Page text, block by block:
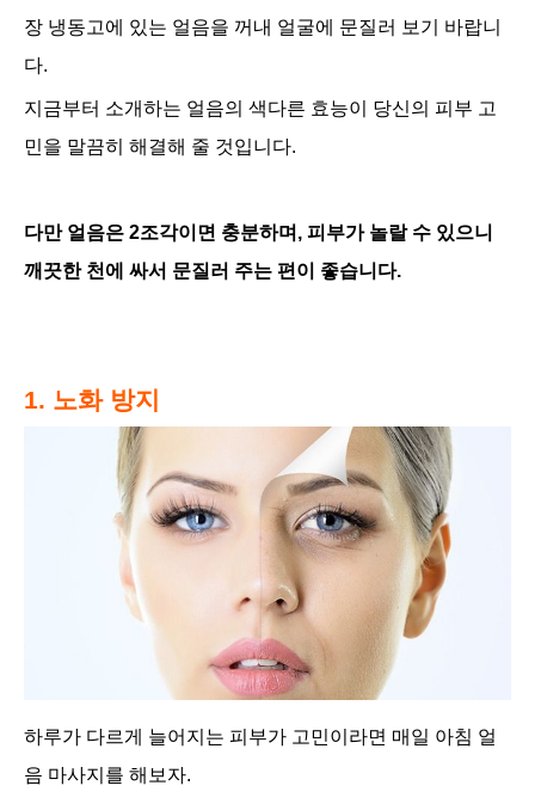
장 냉동고에 있는 얼음을 꺼내 얼굴에 문질러 보기 바랍니
다.
지금부터 소개하는 얼음의 색다른 효능이 당신의 피부 고
민을 말끔히 해결해 줄 것입니다.
다만 얼음은 2조각이면 충분하며, 피부가 놀랄 수 있으니
깨끗한 천에 싸서 문질러 주는 편이 좋습니다.
1. 노화 방지
하루가 다르게 늘어지는 피부가 고민이라면 매일 아침 얼
음 마사지를 해보자.